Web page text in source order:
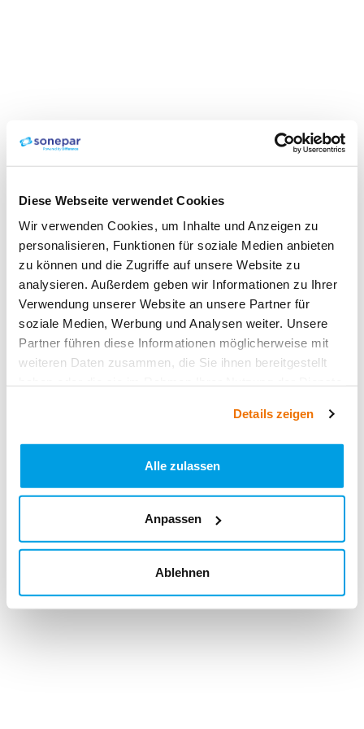
Diese Webseite verwendet Cookies
Wir verwenden Cookies, um Inhalte und Anzeigen zu
personalisieren, Funktionen für soziale Medien anbieten
zu können und die Zugriffe auf unsere Website zu
analysieren. Außerdem geben wir Informationen zu Ihrer
Verwendung unserer Website an unsere Partner für
soziale Medien, Werbung und Analysen weiter. Unsere
Partner führen diese Informationen möglicherweise mit
weiteren Daten zusammen, die Sie ihnen bereitgestellt
Details zeigen
Alle zulassen
Anpassen
Ablehnen